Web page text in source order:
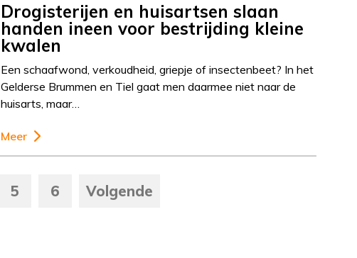
Drogisterijen en huisartsen slaan
handen ineen voor bestrijding kleine
kwalen
Een schaafwond, verkoudheid, griepje of insectenbeet? In het
Gelderse Brummen en Tiel gaat men daarmee niet naar de
huisarts, maar…
Meer
5 6 Volgende